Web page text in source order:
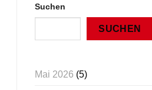
Suchen
SUCHEN
Mai 2026 (5)